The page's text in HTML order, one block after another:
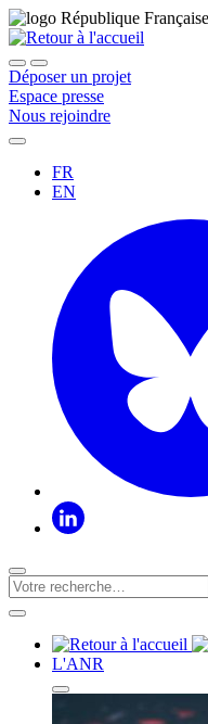
Déposer un projet
Espace presse
Nous rejoindre
FR
EN
L'ANR